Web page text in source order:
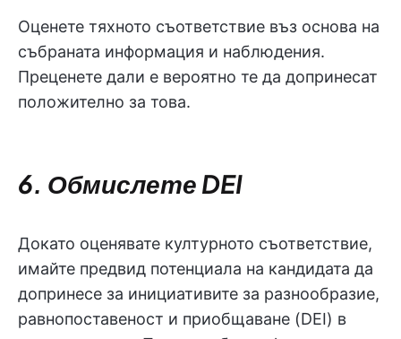
Оценете тяхното съответствие въз основа на
събраната информация и наблюдения.
Преценете дали е вероятно те да допринесат
положително за това.
6. Обмислете DEI
Докато оценявате културното съответствие,
имайте предвид потенциала на кандидата да
допринесе за инициативите за разнообразие,
равнопоставеност и приобщаване (DEI) в